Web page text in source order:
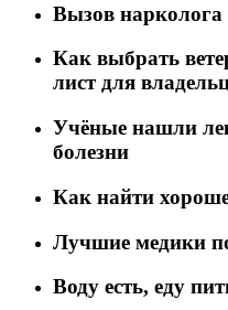
Вызов нарколога
Как выбрать
лист для
Учёные нашли
болезни
Как найти
Лучшие медики
Воду есть, еду